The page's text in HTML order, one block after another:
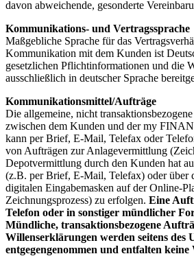
davon abweichende, gesonderte
Kommunikations- und Vertragssprache
Maßgebliche Sprache für das
Kommunikation mit dem Kunden ist
gesetzlichen Pflichtinformationen und die
ausschließlich in deutscher Sprache
Kommunikationsmittel/Aufträge
Die allgemeine, nicht
zwischen dem Kunden und der my
kann per Brief, E-Mail, Telefax oder
von Aufträgen zur Anlagevermittlung
Depotvermittlung durch den Kunden hat
(z.B. per Brief, E-Mail, Telefax) oder über
digitalen Eingabemasken auf der Online-
Zeichnungsprozess) zu erfolgen. Eine
Telefon oder in sonstiger mündlicher
Mündliche, transaktionsbezogene
Willenserklärungen werden seitens des
entgegengenommen und entfalten